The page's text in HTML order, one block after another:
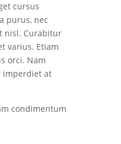
cursus
purus, nec
nisl. Curabitur
varius. Etiam
orci. Nam
imperdiet at
condimentum